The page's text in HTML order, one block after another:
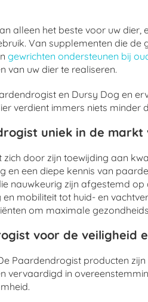
alleen het beste voor uw
Van supplementen die de
gewrichten ondersteunen bij
van uw dier te realiseren.
en Dursy Dog en
verdient immers niets minder
uniek in de
door zijn toewijding aan
en een diepe kennis van
nauwkeurig zijn afgestemd
mobiliteit tot huid- en
om maximale
voor de veiligheid
Paardendrogist producten
vervaardigd in